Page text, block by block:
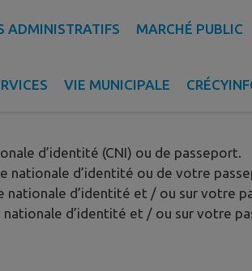
ADMINISTRATIFS MARCHÉ PUBLIC
VIE MUNICIPALE
:
d’identité (CNI) ou de passeport.
d’identité ou de votre
d’identité et / ou sur votre
d’identité et / ou sur votre